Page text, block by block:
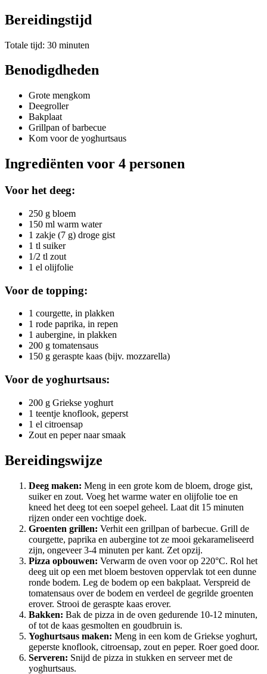
Bereidingstijd
Totale tijd: 30 minuten
Benodigdheden
Grote mengkom
Deegroller
Bakplaat
Grillpan of barbecue
Kom voor de yoghurtsaus
Ingrediënten voor 4 personen
Voor het deeg:
250 g bloem
150 ml warm water
1 zakje (7 g) droge gist
1 tl suiker
1/2 tl zout
1 el olijfolie
Voor de topping:
1 courgette, in plakken
1 rode paprika, in repen
1 aubergine, in plakken
200 g tomatensaus
150 g geraspte kaas (bijv. mozzarella)
Voor de yoghurtsaus:
200 g Griekse yoghurt
1 teentje knoflook, geperst
1 el citroensap
Zout en peper naar smaak
Bereidingswijze
Deeg maken: Meng in een grote kom de bloem, droge gist,
suiker en zout. Voeg het warme water en olijfolie toe en
kneed het deeg tot een soepel geheel. Laat dit 15 minuten
rijzen onder een vochtige doek.
Groenten grillen: Verhit een grillpan of barbecue. Grill de
courgette, paprika en aubergine tot ze mooi gekarameliseerd
zijn, ongeveer 3-4 minuten per kant. Zet opzij.
Pizza opbouwen: Verwarm de oven voor op 220°C. Rol het
deeg uit op een met bloem bestoven oppervlak tot een dunne
ronde bodem. Leg de bodem op een bakplaat. Verspreid de
tomatensaus over de bodem en verdeel de gegrilde groenten
erover. Strooi de geraspte kaas erover.
Bakken: Bak de pizza in de oven gedurende 10-12 minuten,
of tot de kaas gesmolten en goudbruin is.
Yoghurtsaus maken: Meng in een kom de Griekse yoghurt,
geperste knoflook, citroensap, zout en peper. Roer goed door.
Serveren: Snijd de pizza in stukken en serveer met de
yoghurtsaus.